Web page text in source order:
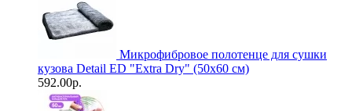
Микрофибровое полотенце для сушки
кузова Detail ED "Extra Dry" (50х60 см)
592.00р.